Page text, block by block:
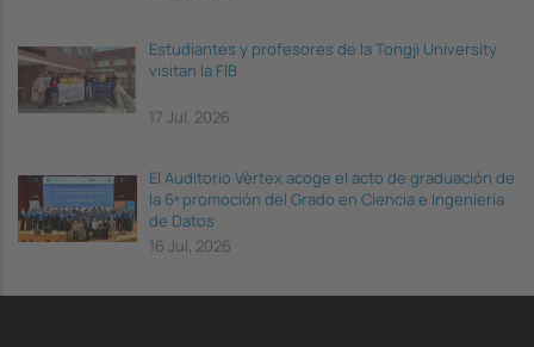
Estudiantes y profesores de la Tongji University
visitan la FIB
17 Jul, 2026
El Auditorio Vèrtex acoge el acto de graduación de
la 6ª promoción del Grado en Ciencia e Ingeniería
de Datos
16 Jul, 2026